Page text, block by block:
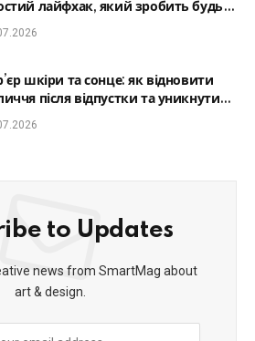
лайфхак, який зробить будь-
образ гармонійним
шкіри та сонце: як відновити
після відпустки та уникнути
to Updates
news from SmartMag about
art & design.